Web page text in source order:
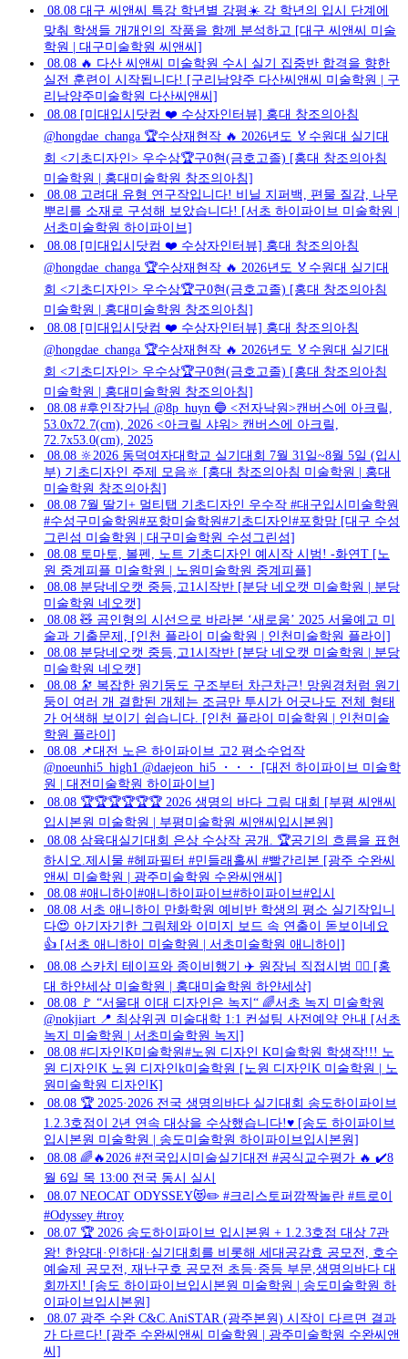
08.08 대구 씨앤씨 특강 학년별 강평☀️ 각 학년의 입시 단계에
맞춰 학생들 개개인의 작품을 함께 분석하고 [대구 씨앤씨 미술
학원 | 대구미술학원 씨앤씨]
08.08 🔥 다산 씨앤씨 미술학원 수시 실기 집중반 합격을 향한
실전 훈련이 시작됩니다! [구리남양주 다산씨앤씨 미술학원 | 구
리남양주미술학원 다산씨앤씨]
08.08 [미대입시닷컴 ❤️ 수상자인터뷰] 홍대 창조의아침
@hongdae_changa 🏆수상재현작 🔥 2026년도 🏅수원대 실기대
회 <기초디자인> 우수상🏆구0현(금호고졸) [홍대 창조의아침
미술학원 | 홍대미술학원 창조의아침]
08.08 고려대 유형 연구작입니다! 비닐 지퍼백, 편물 질감, 나무
뿌리를 소재로 구성해 보았습니다! [서초 하이파이브 미술학원 |
서초미술학원 하이파이브]
08.08 [미대입시닷컴 ❤️ 수상자인터뷰] 홍대 창조의아침
@hongdae_changa 🏆수상재현작 🔥 2026년도 🏅수원대 실기대
회 <기초디자인> 우수상🏆구0현(금호고졸) [홍대 창조의아침
미술학원 | 홍대미술학원 창조의아침]
08.08 [미대입시닷컴 ❤️ 수상자인터뷰] 홍대 창조의아침
@hongdae_changa 🏆수상재현작 🔥 2026년도 🏅수원대 실기대
회 <기초디자인> 우수상🏆구0현(금호고졸) [홍대 창조의아침
미술학원 | 홍대미술학원 창조의아침]
08.08 #후인작가님 @8p_huyn 🔵 <전자낙원>캔버스에 아크릴,
53.0x72.7(cm), 2026 <아크릴 샤워> 캔버스에 아크릴,
72.7x53.0(cm), 2025
08.08 🔆2026 동덕여자대학교 실기대회 7월 31일~8월 5일 (입시
부) 기초디자인 주제 모음🔆 [홍대 창조의아침 미술학원 | 홍대
미술학원 창조의아침]
08.08 7월 딸기+ 멀티탭 기초디자인 우수작 #대구입시미술학원
#수성구미술학원#포항미술학원#기초디자인#포항맘 [대구 수성
그린섬 미술학원 | 대구미술학원 수성그린섬]
08.08 토마토, 볼펜, 노트 기초디자인 예시작 시범! -화연T [노
원 중계피플 미술학원 | 노원미술학원 중계피플]
08.08 분당네오캣 중등,고1시작반 [분당 네오캣 미술학원 | 분당
미술학원 네오캣]
08.08 🧸 곰인형의 시선으로 바라본 ‘새로움’ 2025 서울예고 미
술과 기출문제, [인천 플라이 미술학원 | 인천미술학원 플라이]
08.08 분당네오캣 중등,고1시작반 [분당 네오캣 미술학원 | 분당
미술학원 네오캣]
08.08 🔭 복잡한 원기둥도 구조부터 차근차근! 망원경처럼 원기
둥이 여러 개 결합된 개체는 조금만 투시가 어긋나도 전체 형태
가 어색해 보이기 쉽습니다. [인천 플라이 미술학원 | 인천미술
학원 플라이]
08.08 📌대전 노은 하이파이브 고2 평소수업작
@noeunhi5_high1 @daejeon_hi5 ・・・ [대전 하이파이브 미술학
원 | 대전미술학원 하이파이브]
08.08 🏆🏆🏆🏆🏆🏆 2026 생명의 바다 그림 대회 [부평 씨앤씨
입시본원 미술학원 | 부평미술학원 씨앤씨입시본원]
08.08 삼육대실기대회 은상 수상작 공개. 🏆공기의 흐름을 표현
하시오.제시물 #헤파필터 #민들래홀씨 #빨간리본 [광주 수완씨
앤씨 미술학원 | 광주미술학원 수완씨앤씨]
08.08 #애니하이#애니하이파이브#하이파이브#입시
08.08 서초 애니하이 만화학원 예비반 학생의 평소 실기작입니
다😍 아기자기한 그림체와 이미지 보드 속 연출이 돋보이네요
👍 [서초 애니하이 미술학원 | 서초미술학원 애니하이]
08.08 스카치 테이프와 종이비행기 ✈️ 원장님 직접시범 👍🏻 [홍
대 하얀세상 미술학원 | 홍대미술학원 하얀세상]
08.08 🚩 “서울대 이대 디자인은 녹지“ 🌈서초 녹지 미술학원
@nokjiart 📍 최상위권 미술대학 1:1 컨설팅 사전예약 안내 [서초
녹지 미술학원 | 서초미술학원 녹지]
08.08 #디자인K미술학원#노원 디자인 K미술학원 학생작!!! 노
원 디자인K 노원 디자인k미술학원 [노원 디자인K 미술학원 | 노
원미술학원 디자인K]
08.08 🏆 2025·2026 전국 생명의바다 실기대회 송도하이파이브
1.2.3호점이 2년 연속 대상을 수상했습니다!♥️ [송도 하이파이브
입시본원 미술학원 | 송도미술학원 하이파이브입시본원]
08.08 🌈🔥2026 #전국입시미술실기대전 #공식교수평가 🔥 ✔️8
월 6일 목 13:00 전국 동시 실시
08.07 NEOCAT ODYSSEY😻✏️ #크리스토퍼깜짝놀란 #트로이
#Odyssey #troy
08.07 🏆 2026 송도하이파이브 입시본원 + 1.2.3호점 대상 7관
왕! 한양대·인하대·실기대회를 비롯해 세대공감효 공모전, 호수
예술제 공모전, 재난구호 공모전 초등·중등 부문,생명의바다 대
회까지! [송도 하이파이브입시본원 미술학원 | 송도미술학원 하
이파이브입시본원]
08.07 광주 수완 C&C.AniSTAR (광주본원) 시작이 다르면 결과
가 다르다! [광주 수완씨앤씨 미술학원 | 광주미술학원 수완씨앤
씨]